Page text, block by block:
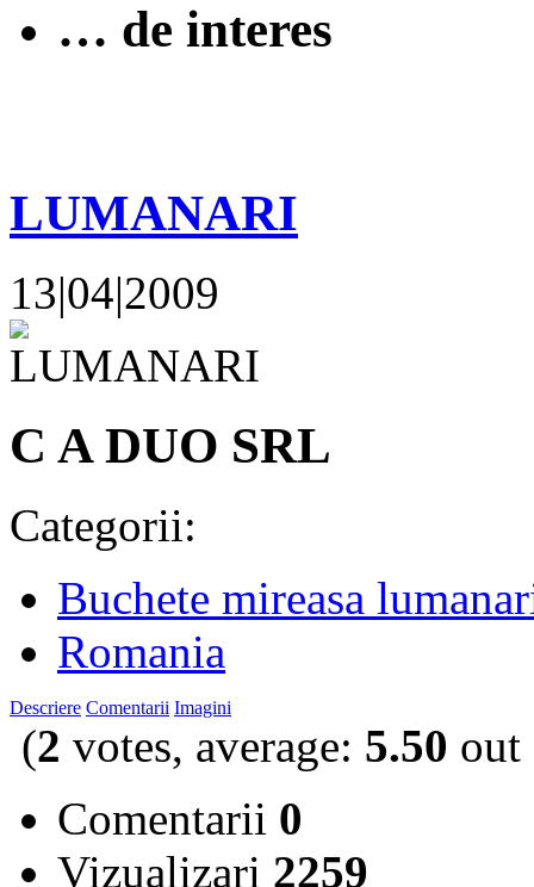
… de interes
LUMANARI
13|04|2009
C A DUO SRL
Categorii:
Buchete mireasa
Romania
Descriere Comentarii Imagini
(2 votes, average: 5.50 out
Comentarii 0
Vizualizari 2259